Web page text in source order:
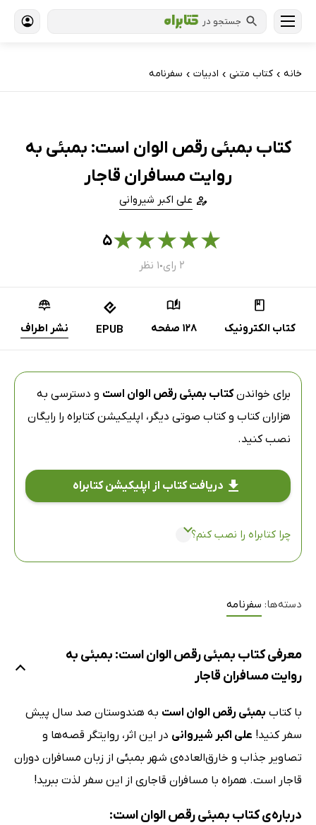
جستجو در
خانه › کتاب‌ متنی › ادبیات › سفرنامه
کتاب بمبئی رقص الوان است: بمبئی به
روایت مسافران قاجار
علی اکبر شیروانی
★
★
★
★
★۵
۲ رای ● ۱ نظر
کتاب الکترونیک 128 صفحه EPUB نشر اطراف
برای خواندنکتاب بمبئی رقص الوان است و دسترسی به
هزاران کتاب و کتاب صوتی دیگر، اپلیکیشن کتابراه را رایگان
نصب کنید.
دریافت کتاب از اپلیکیشن کتابراه
چرا کتابراه را نصب کنم؟
دسته‌ها: سفرنامه
معرفی کتاب بمبئی رقص الوان است: بمبئی به
روایت مسافران قاجار
با کتاب بمبئی رقص الوان است به هندوستان صد سال پیش
سفر کنید! علی اکبر شیروانی در این اثر، روایتگر قصه‌ها و
تصاویر جذاب و خارق‌العاده‌ی شهر بمبئی از زبان مسافران دوران
قاجار است. همراه با مسافران قاجاری از این سفر لذت ببرید!
درباره‌ی کتاب بمبئی رقص الوان است: